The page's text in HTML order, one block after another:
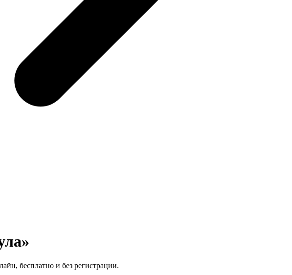
бесплатно и без регистрации.